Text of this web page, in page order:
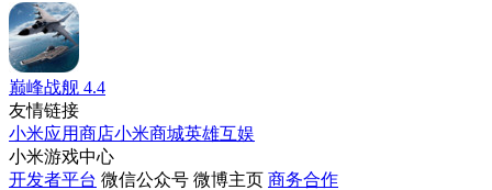
巅峰战舰 4.4
友情链接
小米应用商店小米商城英雄互娱
小米游戏中心
开发者平台 微信公众号 微博主页 商务合作